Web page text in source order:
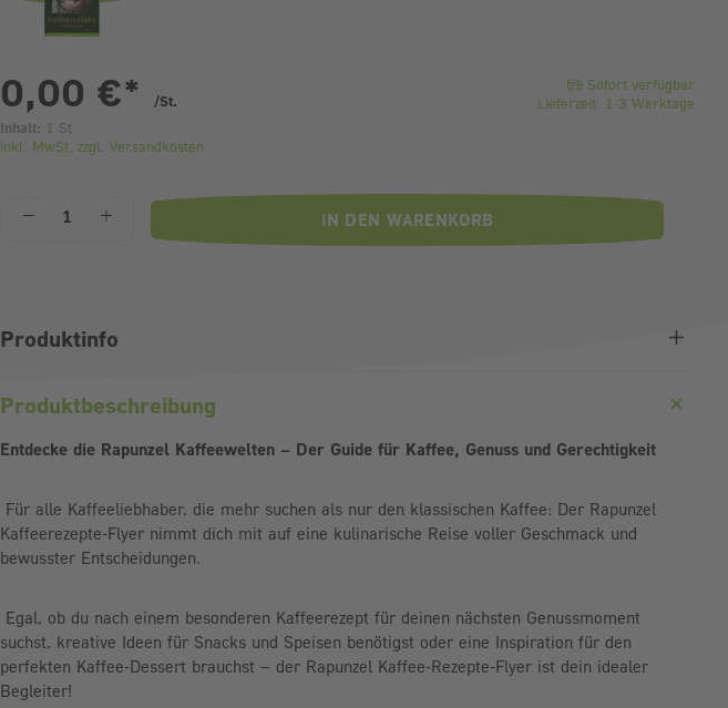
0,00 €* /St.
Inhalt: 1 St
inkl. MwSt. zzgl. Versandkosten
Sofort verfügbar
Lieferzeit: 1-3 Werktage
Anzahl IN DEN WARENKORB
Produktinfo
Produktbeschreibung
Entdecke die Rapunzel Kaffeewelten – Der Guide für Kaffee, Genuss und Gerechtigkeit
Für alle Kaffeeliebhaber, die mehr suchen als nur den klassischen Kaffee: Der Rapunzel
Kaffeerezepte-Flyer nimmt dich mit auf eine kulinarische Reise voller Geschmack und
bewusster Entscheidungen.
Egal, ob du nach einem besonderen Kaffeerezept für deinen nächsten Genussmoment
suchst, kreative Ideen für Snacks und Speisen benötigst oder eine Inspiration für den
perfekten Kaffee-Dessert brauchst – der Rapunzel Kaffee-Rezepte-Flyer ist dein idealer
Begleiter!